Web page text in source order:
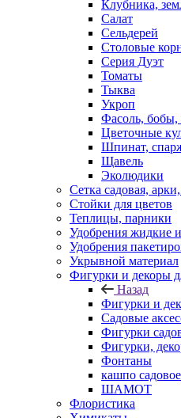
Клубника,
Салат
Сельдерей
Столовые
Серия Дуэт
Томаты
Тыква
Укроп
Фасоль, бобы,
Цветочные
Шпинат,
Щавель
Эколюдики
Сетка садовая,
Стойки для цветов
Теплицы, парники
Удобрения жидкие
Удобрения
Укрывной материал
Фигурки и декоры
Назад
Фигурки и
Садовые
Фигурки
Фигурки,
Фонтаны
кашпо садовое
ШАМОТ
Флористика